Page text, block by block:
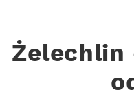
Żelechlin